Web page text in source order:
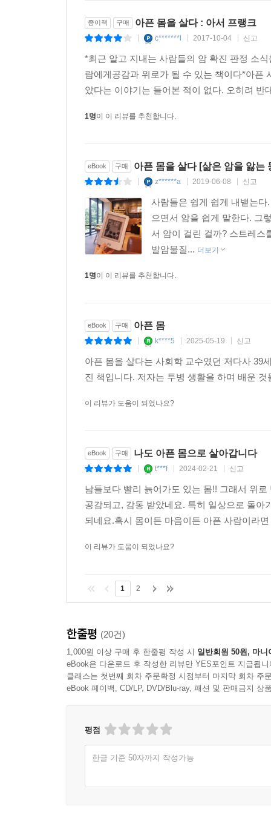
냄새와 외래진료실에서 의사 앞에 앉았을 때의
책에서 바로 그러한 구체성을 비판적이고도 윤
자신이며, 병이 낫든 낫지 않든 병과 씨름하며 사
아픈 사람이 통증의 무시무시한 골짜기를 도
보호자』일 때 겪게 되는 고됨과 고독에 대해 목
사람들에게, 병실 구석 보호자 침대에서 잠드
종이책 구매 아픈 몸을 살다 : 아서 프랭크
c*******l 2017-10-04 신고
*최근 알고 지내는 사람들의 암 확진 판정 소
람에게공감과 위로가 될 수 있는 책이다*아픈
았다는 이야기는 들어본 적이 없다. 오히려
1명이 이 리뷰를 추천합니다.
eBook 구매 아픈 몸을 살다 [삶은 암을 앓는
z******a 2019-06-08 신고
사람들은 쉽게 쉽게 내뱉는
으면서 암을 쉽게 말한다. 그
서 암이 걸린 걸까? 스트레스
발암물질... 더보기
1명이 이 리뷰를 추천합니다.
eBook 구매 아픈 몸
k****5 2025-05-19 신고
아픈 몸을 살다는 사회학 교수였던 저다사 39
진 책입니다. 저자는 투병 생활을 하며 배운
이 리뷰가 도움이 되었나요?
eBook 구매 나도 아픈 몸으로 살아갑니다
t***f 2024-02-21 신고
남들보다 빨리 늙어가도 있는 몸!! 그래서 위
공감되고, 감동 받았네요. 특히 일상으로 돌
되네요.혹시 몸이든 마음이든 아픈 사람이라
이 리뷰가 도움이 되었나요?
1 2
한줄평 (20건)
1,000원 이상 구매 후 한줄평 작성 시 일반회원 50원, 마니
eBook은 다운로드 후 작성한 리뷰만 YES포인트 지급됩니
클래스는 첫번째 회차 주문확정 시점부터 마지막 회차 주
eBook 페이백, CD/LP, DVD/Blu-ray, 패션 및 판매금지 상
평점
한글 기준 50자까지 작성가능